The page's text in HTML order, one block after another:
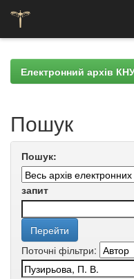
navigationЕлектронний архів
Пошук
Пошук:
запит
Поточні фільтри: